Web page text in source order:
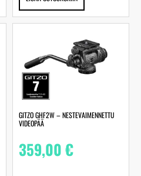
GITZO GHF2W – NESTEVAIMENNETTU
VIDEOPÄÄ
359,00€